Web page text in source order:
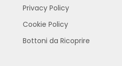
Privacy Policy
Cookie Policy
Bottoni da Ricoprire